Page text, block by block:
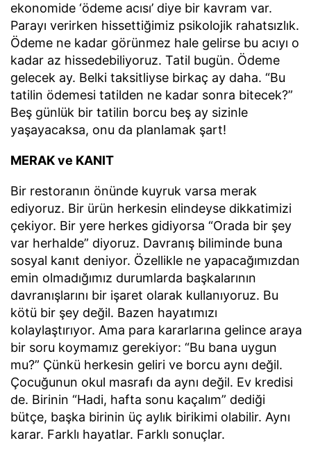
ekonomide ‘ödeme acısı’ diye bir kavram var.
Parayı verirken hissettiğimiz psikolojik rahatsızlık.
Ödeme ne kadar görünmez hale gelirse bu acıyı o
kadar az hissedebiliyoruz. Tatil bugün. Ödeme
gelecek ay. Belki taksitliyse birkaç ay daha. “Bu
tatilin ödemesi tatilden ne kadar sonra bitecek?”
Beş günlük bir tatilin borcu beş ay sizinle
yaşayacaksa, onu da planlamak şart!
MERAK ve KANIT
Bir restoranın önünde kuyruk varsa merak
ediyoruz. Bir ürün herkesin elindeyse dikkatimizi
çekiyor. Bir yere herkes gidiyorsa “Orada bir şey
var herhalde” diyoruz. Davranış biliminde buna
sosyal kanıt deniyor. Özellikle ne yapacağımızdan
emin olmadığımız durumlarda başkalarının
davranışlarını bir işaret olarak kullanıyoruz. Bu
kötü bir şey değil. Bazen hayatımızı
kolaylaştırıyor. Ama para kararlarına gelince araya
bir soru koymamız gerekiyor: “Bu bana uygun
mu?” Çünkü herkesin geliri ve borcu aynı değil.
Çocuğunun okul masrafı da aynı değil. Ev kredisi
de. Birinin “Hadi, hafta sonu kaçalım” dediği
bütçe, başka birinin üç aylık birikimi olabilir. Aynı
karar. Farklı hayatlar. Farklı sonuçlar.